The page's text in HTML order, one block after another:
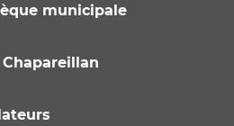
municipale